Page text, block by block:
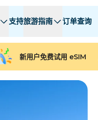
支持旅游指南 订单查询
所有目的地
阿尔巴尼亚
阿根廷
所有目的地
加拿大
新用户免费试用 eSIM